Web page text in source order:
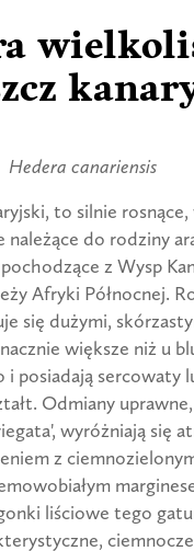
Hedera canariensis
to silnie
należące do rodziny
z Wysp
Afryki Północnej.
się dużymi,
większe niż u
posiadają sercowaty
Odmiany uprawne,
wyróżniają się
z
liściowe tego